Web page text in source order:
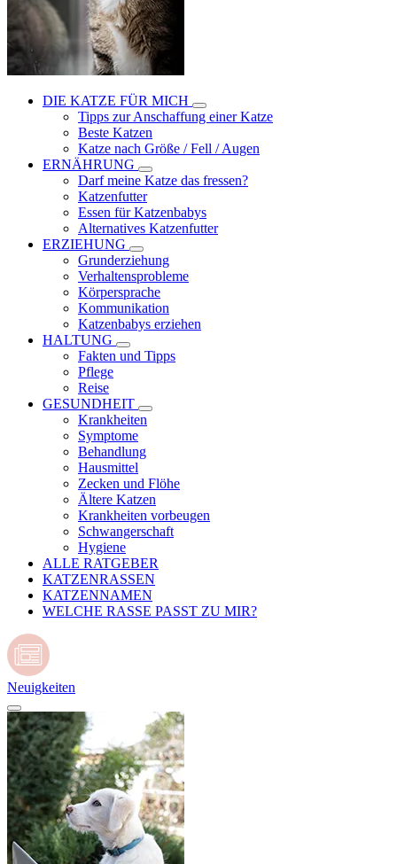
DIE KATZE FÜR MICH
Tipps zur Anschaffung einer Katze
Beste Katzen
Katze nach Größe / Fell / Augen
ERNÄHRUNG
Darf meine Katze das fressen?
Katzenfutter
Essen für Katzenbabys
Alternatives Katzenfutter
ERZIEHUNG
Grunderziehung
Verhaltensprobleme
Körpersprache
Kommunikation
Katzenbabys erziehen
HALTUNG
Fakten und Tipps
Pflege
Reise
GESUNDHEIT
Krankheiten
Symptome
Behandlung
Hausmittel
Zecken und Flöhe
Ältere Katzen
Krankheiten vorbeugen
Schwangerschaft
Hygiene
ALLE RATGEBER
KATZENRASSEN
KATZENNAMEN
WELCHE RASSE PASST ZU MIR?
Neuigkeiten